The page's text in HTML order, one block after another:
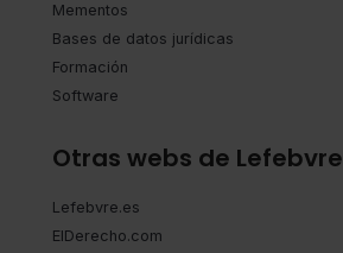
Mementos
Bases de datos jurídicas
Formación
Software
Otras webs de Lefebvre
Lefebvre.es
ElDerecho.com